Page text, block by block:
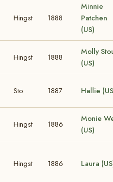
Hingst 1888
Minnie
Patchen
(US)
Hingst 1888
Molly
(US)
Sto 1887 Hallie
Hingst 1886
Monie
(US)
Hingst 1886 Laura